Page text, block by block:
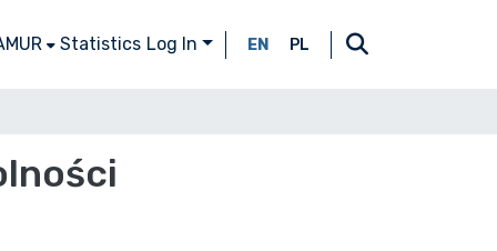
Statistics Log In EN PL